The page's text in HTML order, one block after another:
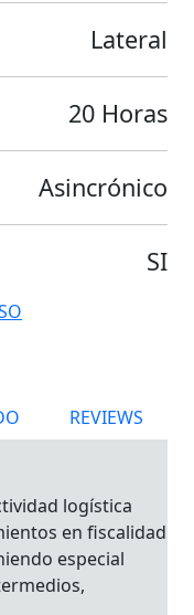
Lateral
20 Horas
Asincrónico
SI
REVIEWS
logística
en fiscalidad
especial